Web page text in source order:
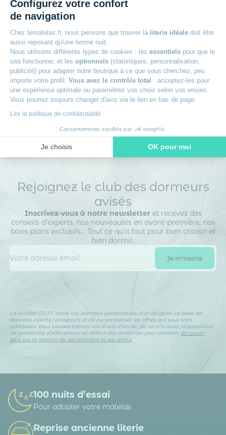
Configurez votre confort
de navigation
Chez lematelas.fr, nous pensons que trouver la literie idéale doit être
aussi reposant qu'une bonne nuit.
Nous utilisons différents types de cookies : les essentiels pour que le
site fonctionne, et les optionnels (statistiques, personnalisation,
publicité) pour adapter notre boutique à ce que vous cherchez, peu
importe votre profil. Vous avez le contrôle total : acceptez-les pour
une expérience optimale ou paramétrez vos choix selon vos envies.
Vous pourrez toujours changer d'avis via le lien en bas de page.
Lire la politique de confidentialité
Consentements certifiés par
Je choisis OK pour moi
dimensions similaires. Sur lematelas.fr, vous trouverez une sélection
d’alèses conçues pour s’adapter à différentes attentes : protection
imperméable, respirabilité, entretien facile ou composition
naturelle.
À quoi sert un protège matelas ?
La fonction première d’un protège matelas est de former une
barrière entre le dormeur et le matelas, afin de limiter les transferts
d’humidité, la saleté et les allergènes. Cela permet de prolonger la
durée de vie du matelas tout en maintenant un environnement de
sommeil plus sain. Selon le modèle choisi, cette protection peut être
imperméable, hypoallergénique ou thermorégulatrice.
Rejoignez le club des dormeurs
avisés
Inscrivez-vous à notre newsletteret recevez des
conseils d’experts, nos nouveautés en avant-première, nos
bons plans exclusifs… Tout ce qu’il faut pour bien choisir et
bien dormir.
La société DTLM traite vos données personnelles afin de gérer sa base de
données clients / prospects et de personnaliser les offres qui vous sont
adressées. Vous pouvez exercer vos droits d’accès, de rectification, d’opposition,
de portabilité d’effacement et définir des directives post-mortem. En savoir
plus sur la gestion de vos données et vos droits.
100 nuits d’essai
Pour adopter votre matelas
Reprise ancienne literie